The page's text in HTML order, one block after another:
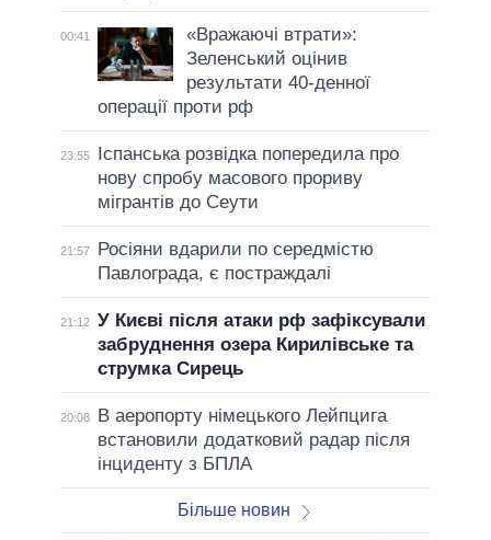
00:41
«Вражаючі втрати»:
Зеленський оцінив
результати 40-денної
операції проти рф
23:55
Іспанська розвідка попередила про
нову спробу масового прориву
мігрантів до Сеути
21:57
Росіяни вдарили по середмістю
Павлограда, є постраждалі
21:12 У Києві після атаки рф зафіксували
забруднення озера Кирилівське та
струмка Сирець
20:08
В аеропорту німецького Лейпцига
встановили додатковий радар після
інциденту з БПЛА
Більше новин